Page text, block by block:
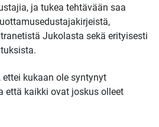
ja tukea tehtävään saa
Jukolasta sekä erityisesti
kukaan ole syntynyt
että kaikki ovat joskus olleet